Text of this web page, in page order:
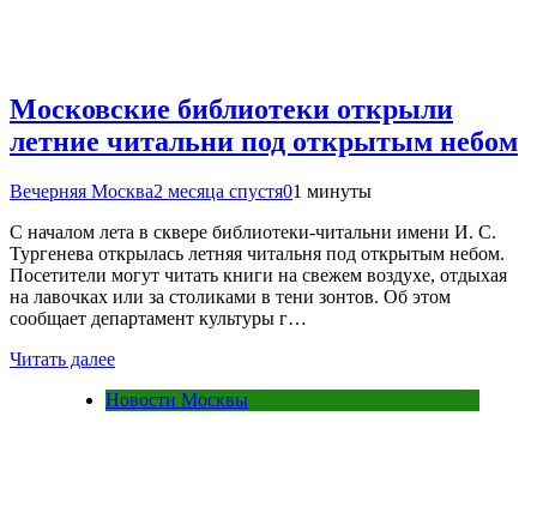
Московские библиотеки открыли
летние читальни под открытым небом
Вечерняя Москва2 месяца спустя01 минуты
С началом лета в сквере библиотеки-читальни имени И. С.
Тургенева открылась летняя читальня под открытым небом.
Посетители могут читать книги на свежем воздухе, отдыхая
на лавочках или за столиками в тени зонтов. Об этом
сообщает департамент культуры г…
Читать далее
Новости Москвы